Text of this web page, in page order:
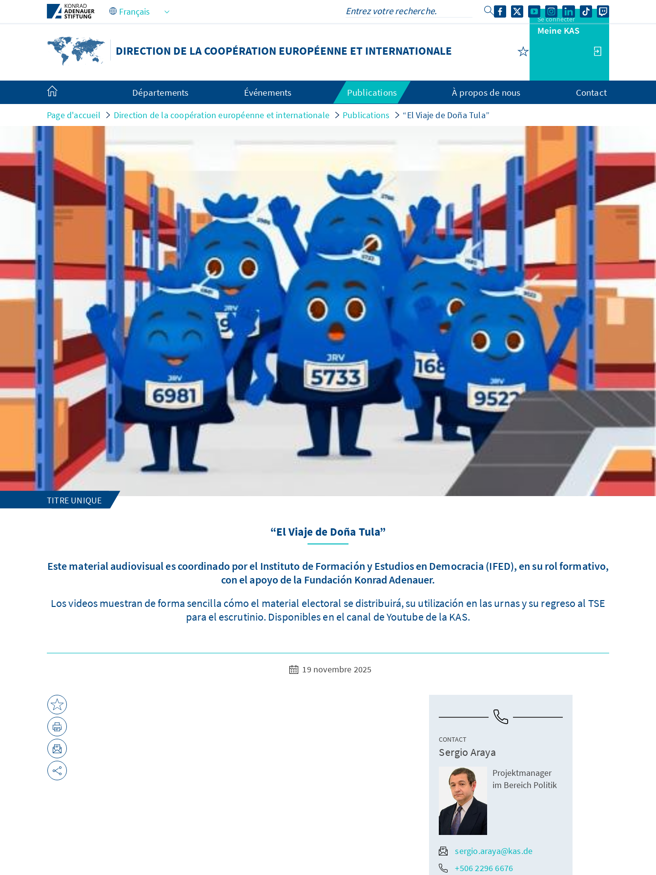
Saut au contenu principal
DIRECTION DE LA COOPÉRATION EUROPÉENNE ET INTERNATIONALE
Se connecter
Meine KAS
Départements Événements Publications À propos de nous Contact
Page d'accueil Direction de la coopération européenne et internationale Publications “El Viaje de Doña Tula”
TITRE UNIQUE
“El Viaje de Doña Tula”
Este material audiovisual es coordinado por el Instituto de Formación y Estudios en Democracia (IFED), en su rol formativo,
con el apoyo de la Fundación Konrad Adenauer.
Los videos muestran de forma sencilla cómo el material electoral se distribuirá, su utilización en las urnas y su regreso al TSE
para el escrutinio. Disponibles en el canal de Youtube de la KAS.
19 novembre 2025
CONTACT
Sergio Araya
Projektmanager
im Bereich Politik
sergio.araya@kas.de
+506 2296 6676